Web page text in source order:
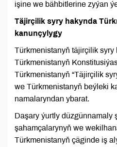
işine we bähbitlerine zyýan
Täjirçilik syry hakynda
kanunçylygy
Türkmenistanyň täjirçilik
Türkmenistanyň
Türkmenistanyň “Täjirçilik
we Türkmenistanyň beýleki
namalaryndan ybarat.
Daşary ýurtly düzgünnamaly
şahamçalarynyň we
Türkmenistanyň çäginde iş